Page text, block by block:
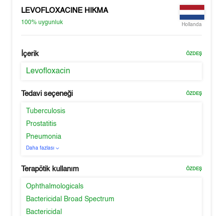
LEVOFLOXACINE HIKMA
100%uygunluk Hollanda
İçerik ÖZDEŞ
Levofloxacin
Tedavi seçeneği ÖZDEŞ
Tuberculosis
Prostatitis
Pneumonia
Daha fazlası
Terapötik kullanım ÖZDEŞ
Ophthalmologicals
Bactericidal Broad Spectrum
Bactericidal